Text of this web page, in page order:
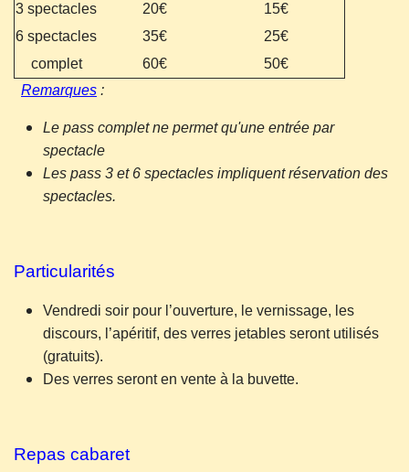
3 spectacles 20€
15€
6 spectacles
35€
25€
complet
60€
50€
Remarques :
Le pass complet ne permet qu'une entrée par
spectacle
Les pass 3 et 6 spectacles impliquent réservation des
spectacles.
Particularités
Vendredi soir pour l’ouverture, le vernissage, les
discours, l’apéritif, des verres jetables seront utilisés
(gratuits).
Des verres seront en vente à la buvette.
Repas cabaret